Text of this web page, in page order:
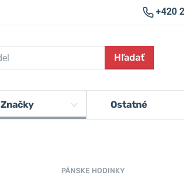
+420
Hľadať
Značky Ostatné
PÁNSKE HODINKY